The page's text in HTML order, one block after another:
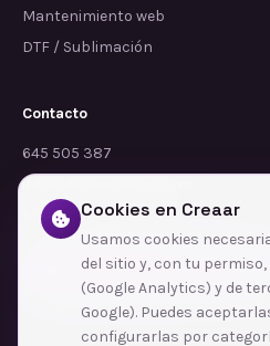
Mantenimiento web
DTF / Sublimación
Contacto
645 505 387
info@dependalium.com
Mataró (Barcelona)
Déjanos tu reseña en
Cookies en Creaar
Usamos cookies
del sitio y, con tu
(Google Analytics) y de
Google). Puedes
configurarlas por